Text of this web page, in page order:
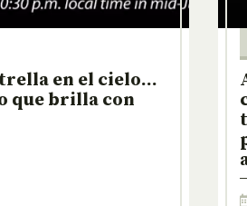
en el cielo…
que brilla con